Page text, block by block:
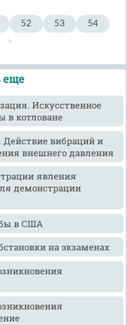
52 53
54
>
еще
Искусственное
в котловане
Действие вибраций и
внешнего давления
явления
демонстрации
в США
на экзаменах